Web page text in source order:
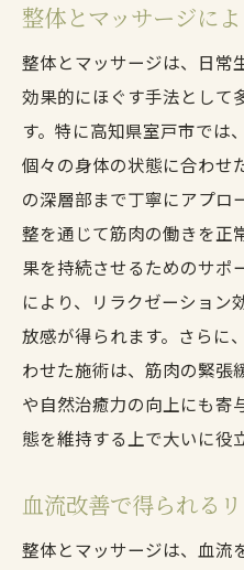
自然治癒力を高
室戸市の静寂と
鍼灸施術で得る
室戸市で感じる
自然の中で心身
整体とマッサージの
を健康的に楽しむ
健康的な旅を演出
リラクゼーショ
室戸市で楽しむ
整体とマッサージ
室戸市で体験する鍼
ローチ
整体とマッサージに
整体とマッサージは、日常
効果的にほぐす手法として
す。特に高知県室戸市では
個々の身体の状態に合わせ
の深層部まで丁寧にアプロ
整を通じて筋肉の働きを正
果を持続させるためのサポ
により、リラクゼーション
放感が得られます。さらに
わせた施術は、筋肉の緊張
や自然治癒力の向上にも寄
態を維持する上で大いに役
血流改善で得られる
整体とマッサージは、血流